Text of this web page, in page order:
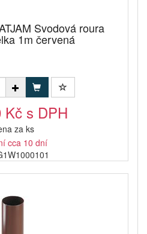
Svodová roura
1m červená
Kč s DPH
za ks
cca 10 dní